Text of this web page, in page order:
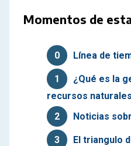
Momentos de
0 Línea de
1
¿Qué es la
recursos
2
Noticias
3 El triangulo